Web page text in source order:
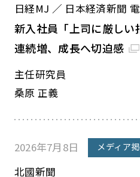
日経MJ ／ 日本経済新聞
新入社員「上司に厳し
連続増、成長へ切迫感
主任研究員
桑原 正義
2026年7月8日 メディア
北國新聞